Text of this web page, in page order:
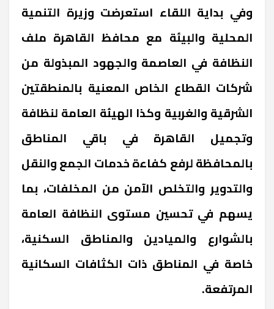
وفي بداية اللقاء استعرضت وزيرة التنمية
المحلية والبيئة مع محافظ القاهرة ملف
النظافة في العاصمة والجهود المبذولة من
شركات القطاع الخاص المعنية بالمنطقتين
الشرقية والغربية وكذا الهيئة العامة لنظافة
وتجميل القاهرة في باقي المناطق
بالمحافظة لرفع كفاءة خدمات الجمع والنقل
والتدوير والتخلص الآمن من المخلفات، بما
يسهم في تحسين مستوى النظافة العامة
بالشوارع والميادين والمناطق السكنية،
خاصة في المناطق ذات الكثافات السكانية
المرتفعة.